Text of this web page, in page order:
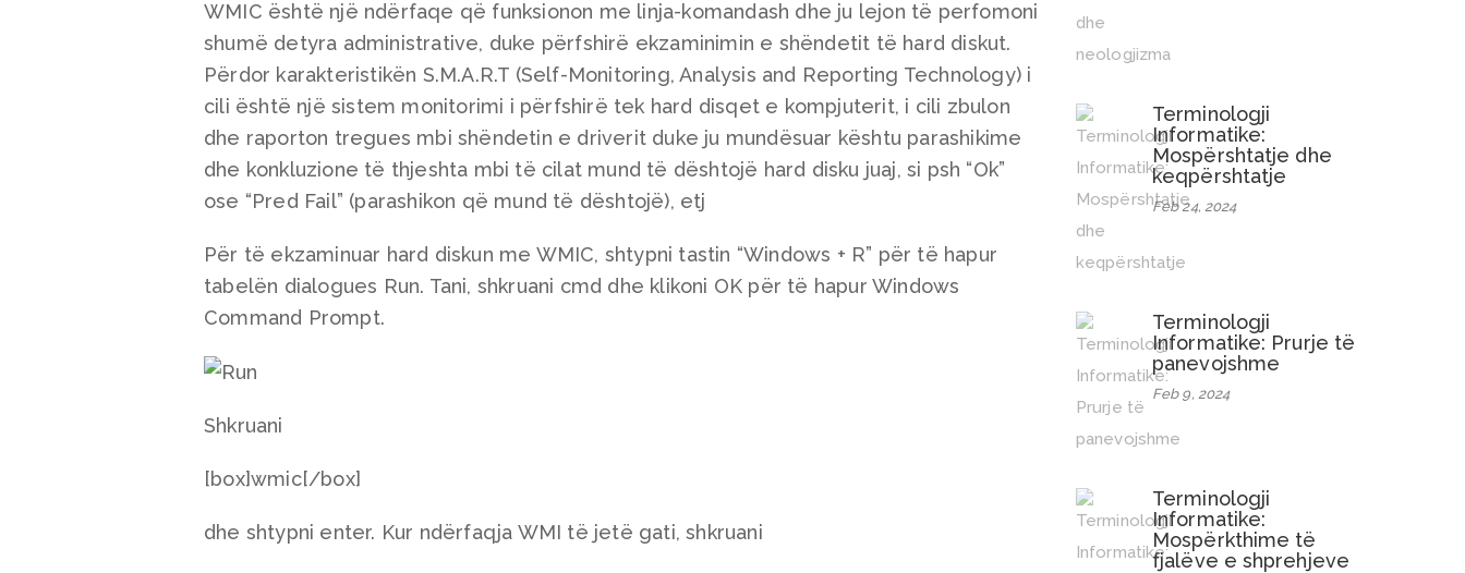
WMIC është një ndërfaqe që funksionon me linja-komandash dhe ju lejon të perfomoni
shumë detyra administrative, duke përfshirë ekzaminimin e shëndetit të hard diskut.
Përdor karakteristikën S.M.A.R.T (Self-Monitoring, Analysis and Reporting Technology) i
cili është një sistem monitorimi i përfshirë tek hard disqet e kompjuterit, i cili zbulon
dhe raporton tregues mbi shëndetin e driverit duke ju mundësuar kështu parashikime
dhe konkluzione të thjeshta mbi të cilat mund të dështojë hard disku juaj, si psh “Ok”
ose “Pred Fail” (parashikon që mund të dështojë), etj
Për të ekzaminuar hard diskun me WMIC, shtypni tastin “Windows + R” për të hapur
tabelën dialogues Run. Tani, shkruani cmd dhe klikoni OK për të hapur Windows
Command Prompt.
Shkruani
[box]wmic[/box]
dhe shtypni enter. Kur ndërfaqja WMI të jetë gati, shkruani
Terminologji
Informatike:
Mospërshtatje dhe
keqpërshtatje
Feb 24, 2024
Terminologji
Informatike: Prurje të
panevojshme
Feb 9, 2024
Terminologji
Informatike:
Mospërkthime të
fjalëve e shprehjeve